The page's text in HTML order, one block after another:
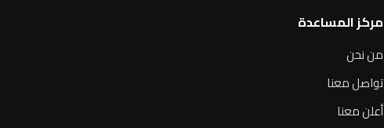
مركز المساعدة
من نحن
تواصل معنا
أعلن معنا